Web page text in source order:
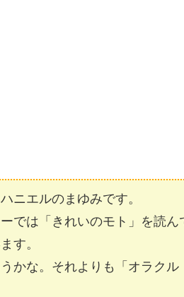
ニエルのまゆみです。
では「きれいのモト」を読
す。
かな。それよりも「オラク